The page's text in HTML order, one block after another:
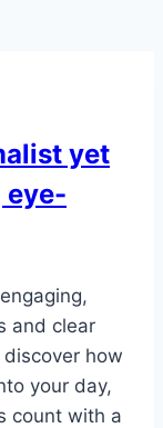
yet
eye-
and clear
how
your day,
count with a